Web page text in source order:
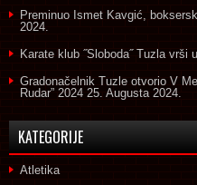
Preminuo Ismet Kavgić,
2024.
Karate klub ˝Sloboda˝ Tuzla vrši
Gradonačelnik Tuzle otvorio V
Rudar” 2024 25. Augusta 2024.
KATEGORIJE
Atletika